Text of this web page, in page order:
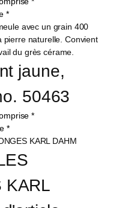
*
jaune,
50463
*
*
KARL